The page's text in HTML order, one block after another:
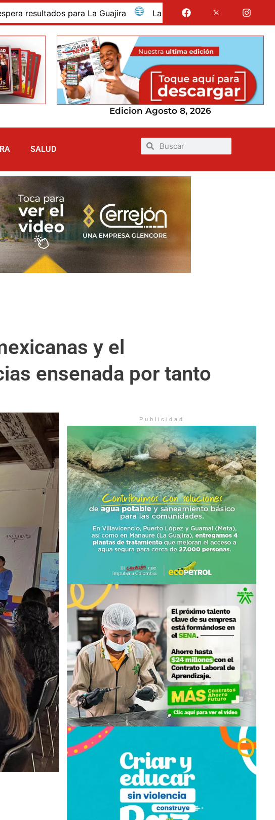
Guajira La Guajira fue presentada como departamento
Edicion Agosto 8, 2026
SALUD
y el
ensenada por tanto
Publicidad